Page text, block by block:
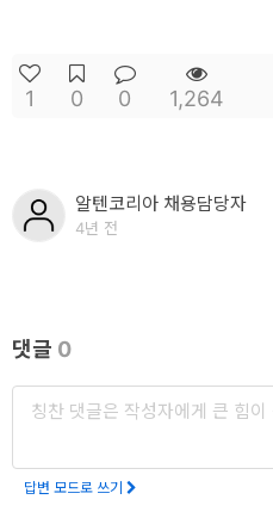
1 0 0 1,264
알텐코리아 채용담당자
4년 전
댓글 0
답변 모드로 쓰기